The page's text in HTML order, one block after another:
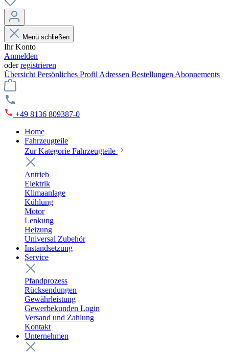
Menü schließen
Ihr Konto
Anmelden
oderregistrieren
Übersicht Persönliches Profil Adressen Bestellungen Abonnements
+49 8136 809387-0
Home
Fahrzeugteile
Zur Kategorie Fahrzeugteile
Antrieb
Elektrik
Klimaanlage
Kühlung
Motor
Lenkung
Heizung
Universal Zubehör
Instandsetzung
Service
Pfandprozess
Rücksendungen
Gewährleistung
Gewerbekunden Login
Versand und Zahlung
Kontakt
Unternehmen